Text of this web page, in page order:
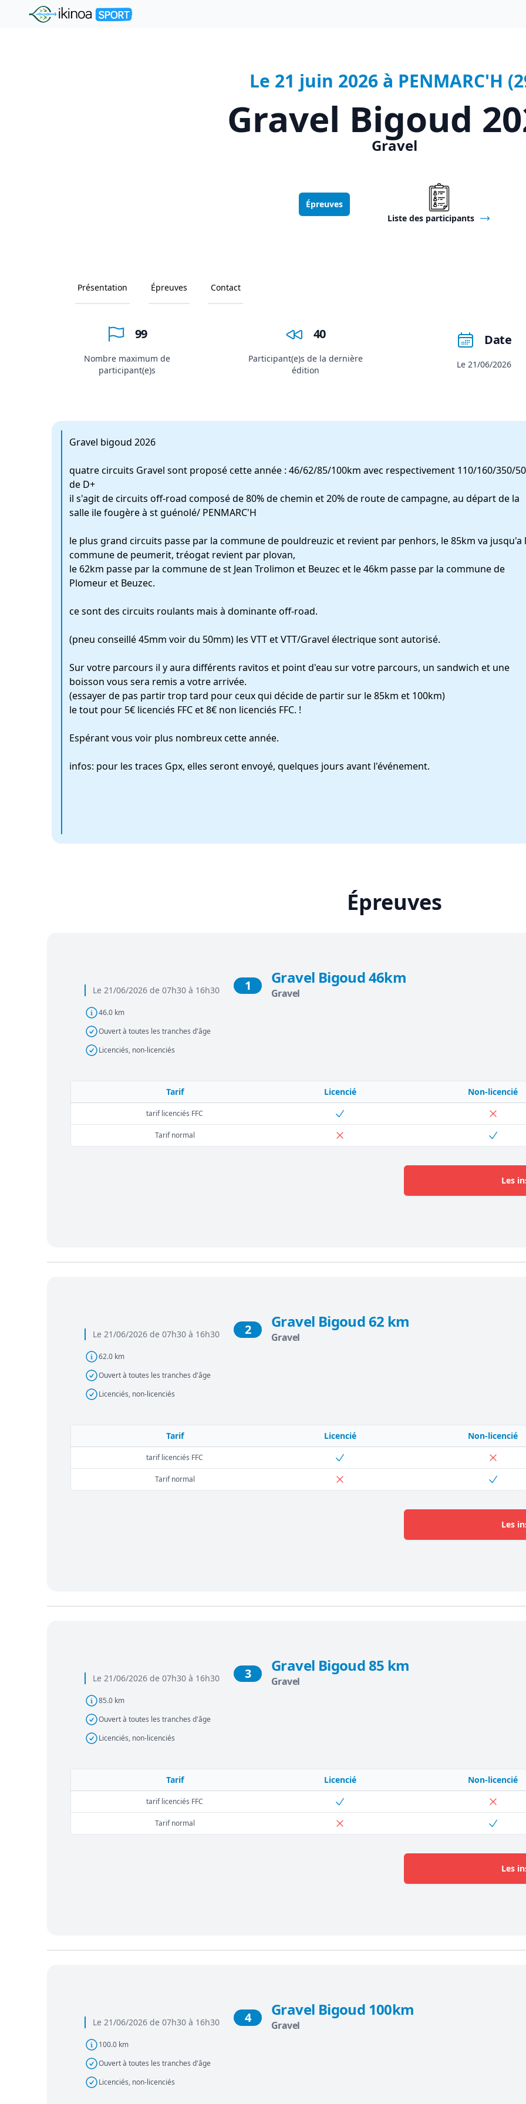
"Ikinoa Sport"
Le 21 juin 2026 à PENMARC'H
Gravel Bigoud
Gravel
Épreuves
Liste des participants
Présentation Épreuves Contact
99
Nombre maximum de
participant(e)s
40
Participant(e)s de la dernière
édition
Date
Le 21/06/2026
Gravel bigoud 2026
quatre circuits Gravel sont proposé cette année : 46/62/85/100km avec respectivement 110/160/350/
de D+
il s'agit de circuits off-road composé de 80% de chemin et 20% de route de campagne, au départ de la
salle ile fougère à st guénolé/ PENMARC'H
le plus grand circuits passe par la commune de pouldreuzic et revient par penhors, le 85km va jusqu'a
commune de peumerit, tréogat revient par plovan,
le 62km passe par la commune de st Jean Trolimon et Beuzec et le 46km passe par la commune de
Plomeur et Beuzec.
ce sont des circuits roulants mais à dominante off-road.
(pneu conseillé 45mm voir du 50mm) les VTT et VTT/Gravel électrique sont autorisé.
Sur votre parcours il y aura différents ravitos et point d'eau sur votre parcours, un sandwich et une
boisson vous sera remis a votre arrivée.
(essayer de pas partir trop tard pour ceux qui décide de partir sur le 85km et 100km)
le tout pour 5€ licenciés FFC et 8€ non licenciés FFC. !
Espérant vous voir plus nombreux cette année.
infos: pour les traces Gpx, elles seront envoyé, quelques jours avant l'événement.
Épreuves
Le 21/06/2026 de 07h30 à 16h30
46.0 km
Ouvert à toutes les tranches d'âge
Licenciés, non-licenciés
1 Gravel Bigoud 46km
Gravel
Tarif Licencié Non-licencié
tarif licenciés FFC
Tarif normal
Les
Le 21/06/2026 de 07h30 à 16h30
62.0 km
Ouvert à toutes les tranches d'âge
Licenciés, non-licenciés
2 Gravel Bigoud 62 km
Gravel
Tarif Licencié Non-licencié
tarif licenciés FFC
Tarif normal
Les
Le 21/06/2026 de 07h30 à 16h30
85.0 km
Ouvert à toutes les tranches d'âge
Licenciés, non-licenciés
3 Gravel Bigoud 85 km
Gravel
Tarif Licencié Non-licencié
tarif licenciés FFC
Tarif normal
Les
Le 21/06/2026 de 07h30 à 16h30
100.0 km
Ouvert à toutes les tranches d'âge
Licenciés, non-licenciés
4 Gravel Bigoud 100km
Gravel